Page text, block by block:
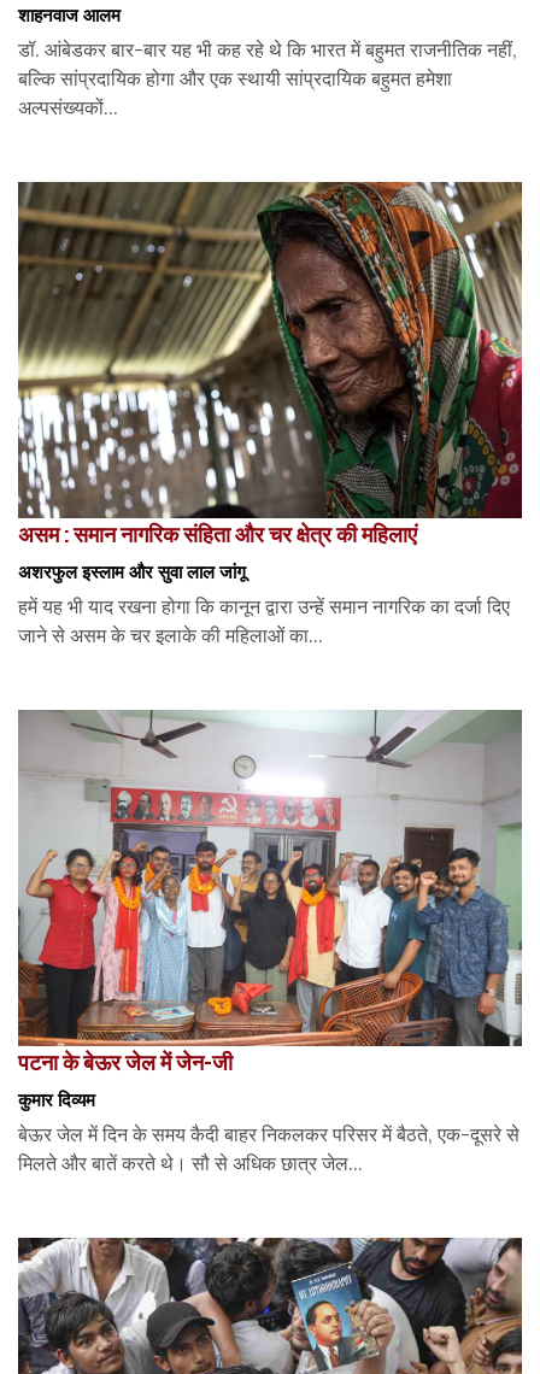
शाहनवाज आलम
डॉ. आंबेडकर बार-बार यह भी कह रहे थे कि भारत में बहुमत राजनीतिक नहीं,
बल्कि सांप्रदायिक होगा और एक स्थायी सांप्रदायिक बहुमत हमेशा
अल्पसंख्यकों...
असम : समान नागरिक संहिता और चर क्षेत्र की महिलाएं
अशरफुल इस्लाम और सुवा लाल जांगू
हमें यह भी याद रखना होगा कि कानून द्वारा उन्हें समान नागरिक का दर्जा दिए
जाने से असम के चर इलाके की महिलाओं का...
पटना के बेऊर जेल में जेन-जी
कुमार दिव्यम
बेऊर जेल में दिन के समय कैदी बाहर निकलकर परिसर में बैठते, एक-दूसरे से
मिलते और बातें करते थे। सौ से अधिक छात्र जेल...